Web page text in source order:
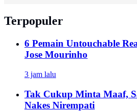
Terpopuler
6 Pemain Untouchable
Jose Mourinho
3 jam lalu
Tak Cukup Minta Maaf,
Nakes Nirempati